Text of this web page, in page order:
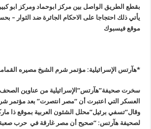
بقطع الطريق الواصل بين مركز ابوحماد ومركز ابو كبير
يأتي ذلك احتجاجا على الاحكام الجائرة ضد الثوار
موقع فيسبوك
*هآرتس الإسرائيلية: مؤتمر شرم الشيخ مصيره
سخرت صحيفة”هآرتس”الإسرائيلية من عناوين الصحف
العسكر التي اعتبرت أن “مصر انتصرت” بعد مؤتمر
وقال”تسفي برئيل”محلل الشئون العربية بموقع ذا
لصحيفة هآرتس: “صحيح أن مصر غارقة في حرب صعبة